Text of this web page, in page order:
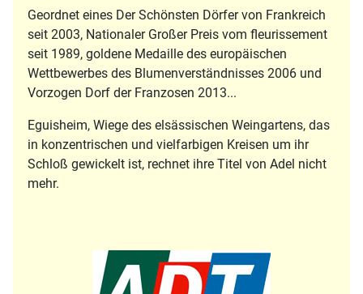
Geordnet eines Der Schönsten Dörfer von Frankreich
seit 2003, Nationaler Großer Preis vom fleurissement
seit 1989, goldene Medaille des europäischen
Wettbewerbes des Blumenverständnisses 2006 und
Vorzogen Dorf der Franzosen 2013...
Eguisheim, Wiege des elsässischen Weingartens, das
in konzentrischen und vielfarbigen Kreisen um ihr
Schloß gewickelt ist, rechnet ihre Titel von Adel nicht
mehr.
Tourisme en